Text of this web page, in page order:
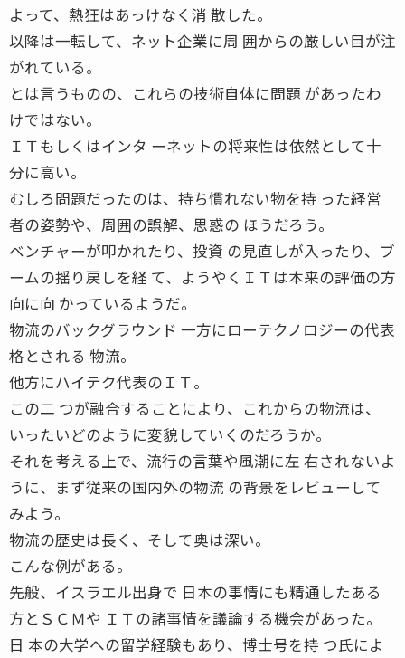
よって、熱狂はあっけなく消 散した。
以降は一転して、ネット企業に周 囲からの厳しい目が注
がれている。
とは言うものの、これらの技術自体に問題 があったわ
けではない。
ＩＴもしくはインタ ーネットの将来性は依然として十
分に高い。
むしろ問題だったのは、持ち慣れない物を持 った経営
者の姿勢や、周囲の誤解、思惑の ほうだろう。
ベンチャーが叩かれたり、投資 の見直しが入ったり、ブ
ームの揺り戻しを経 て、ようやくＩＴは本来の評価の方
向に向 かっているようだ。
物流のバックグラウンド 一方にローテクノロジーの代表
格とされる 物流。
他方にハイテク代表のＩＴ。
この二 つが融合することにより、これからの物流は、
いったいどのように変貌していくのだろうか。
それを考える上で、流行の言葉や風潮に左 右されないよ
うに、まず従来の国内外の物流 の背景をレビューして
みよう。
物流の歴史は長く、そして奥は深い。
こんな例がある。
先般、イスラエル出身で 日本の事情にも精通したある
方とＳＣＭや ＩＴの諸事情を議論する機会があった。
日 本の大学への留学経験もあり、博士号を持 つ氏によ